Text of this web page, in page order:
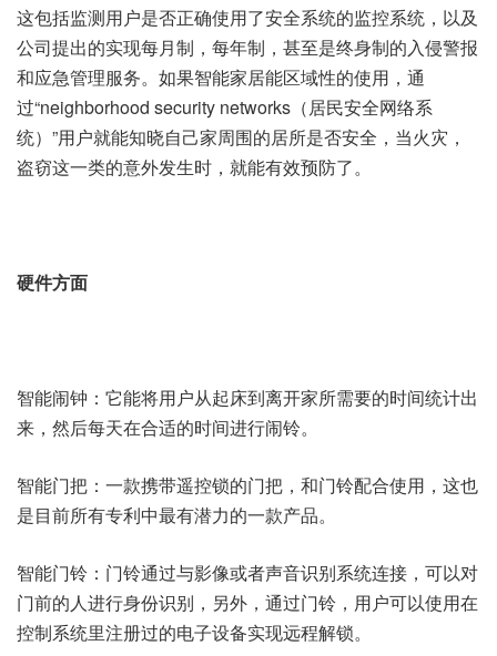
这包括监测用户是否正确使用了安全系统的监控系统，以及
公司提出的实现每月制，每年制，甚至是终身制的入侵警报
和应急管理服务。如果智能家居能区域性的使用，通
过“neighborhood security networks（居民安全网络系
统）”用户就能知晓自己家周围的居所是否安全，当火灾，
盗窃这一类的意外发生时，就能有效预防了。
硬件方面
智能闹钟：它能将用户从起床到离开家所需要的时间统计出
来，然后每天在合适的时间进行闹铃。
智能门把：一款携带遥控锁的门把，和门铃配合使用，这也
是目前所有专利中最有潜力的一款产品。
智能门铃：门铃通过与影像或者声音识别系统连接，可以对
门前的人进行身份识别，另外，通过门铃，用户可以使用在
控制系统里注册过的电子设备实现远程解锁。